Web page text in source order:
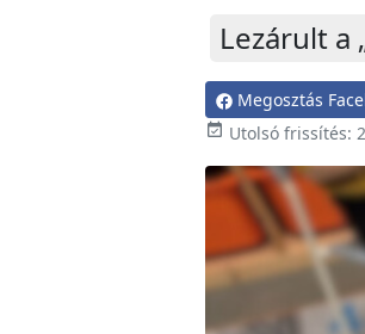
Lezárult a
Megosztás
 Utolsó frissítés: